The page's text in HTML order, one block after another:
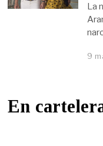
La
9
En